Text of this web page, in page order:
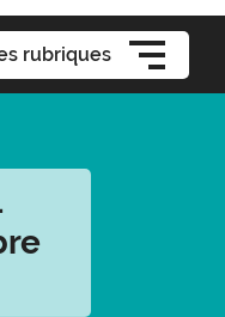
rubriques